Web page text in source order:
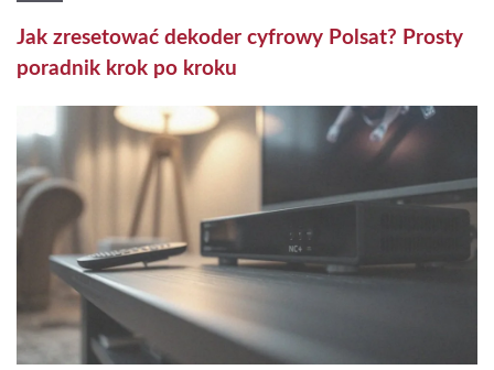
Jak zresetować dekoder cyfrowy Polsat? Prosty
poradnik krok po kroku